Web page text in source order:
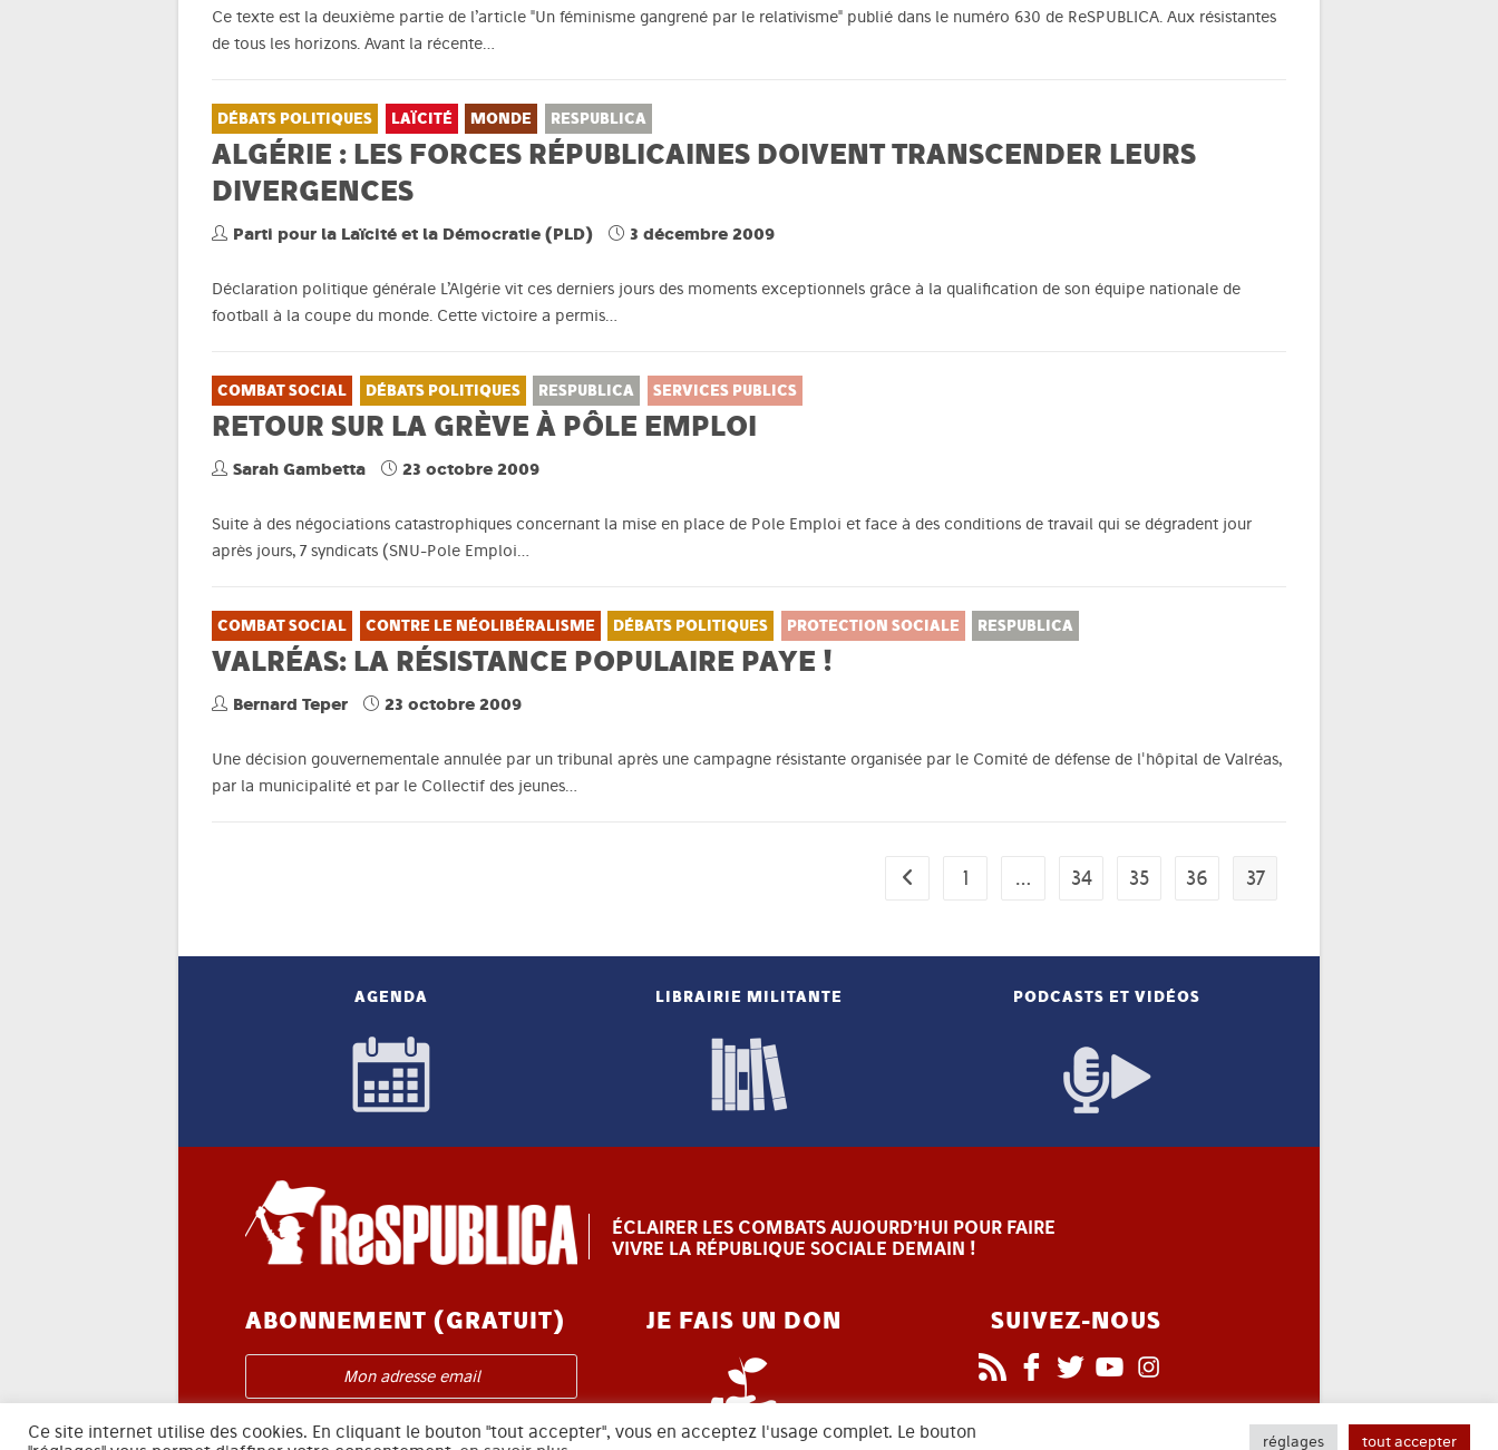
Ce texte est la deuxième partie de l’article "Un féminisme gangrené par le relativisme" publié dans le numéro 630 de ReSPUBLICA. Aux résistantes
de tous les horizons. Avant la récente…
DÉBATS POLITIQUES LAÏCITÉ MONDE RESPUBLICA
ALGÉRIE : LES FORCES RÉPUBLICAINES DOIVENT TRANSCENDER LEURS
DIVERGENCES
Parti pour la Laïcité et la Démocratie (PLD) 3 décembre 2009
Déclaration politique générale L’Algérie vit ces derniers jours des moments exceptionnels grâce à la qualification de son équipe nationale de
football à la coupe du monde. Cette victoire a permis…
COMBAT SOCIAL DÉBATS POLITIQUES RESPUBLICA SERVICES PUBLICS
RETOUR SUR LA GRÈVE À PÔLE EMPLOI
Sarah Gambetta 23 octobre 2009
Suite à des négociations catastrophiques concernant la mise en place de Pole Emploi et face à des conditions de travail qui se dégradent jour
après jours, 7 syndicats (SNU-Pole Emploi…
COMBAT SOCIAL CONTRE LE NÉOLIBÉRALISME DÉBATS POLITIQUES PROTECTION SOCIALE RESPUBLICA
VALRÉAS: LA RÉSISTANCE POPULAIRE PAYE !
Bernard Teper 23 octobre 2009
Une décision gouvernementale annulée par un tribunal après une campagne résistante organisée par le Comité de défense de l'hôpital de Valréas,
par la municipalité et par le Collectif des jeunes…
Go to the previous page
1 … 34 35 36 37
AGENDA LIBRAIRIE MILITANTE PODCASTS ET VIDÉOS
ÉCLAIRER LES COMBATS AUJOURD’HUI POUR FAIRE
VIVRE LA RÉPUBLIQUE SOCIALE DEMAIN !
ABONNEMENT (GRATUIT) JE FAIS UN DON SUIVEZ-NOUS
Ce site internet utilise des cookies. En cliquant le bouton "tout accepter", vous en acceptez l'usage complet. Le bouton
réglages tout accepter